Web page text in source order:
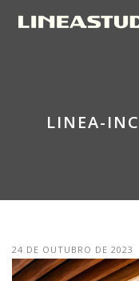
LINEA-
24 DE OUTUBRO DE 2023